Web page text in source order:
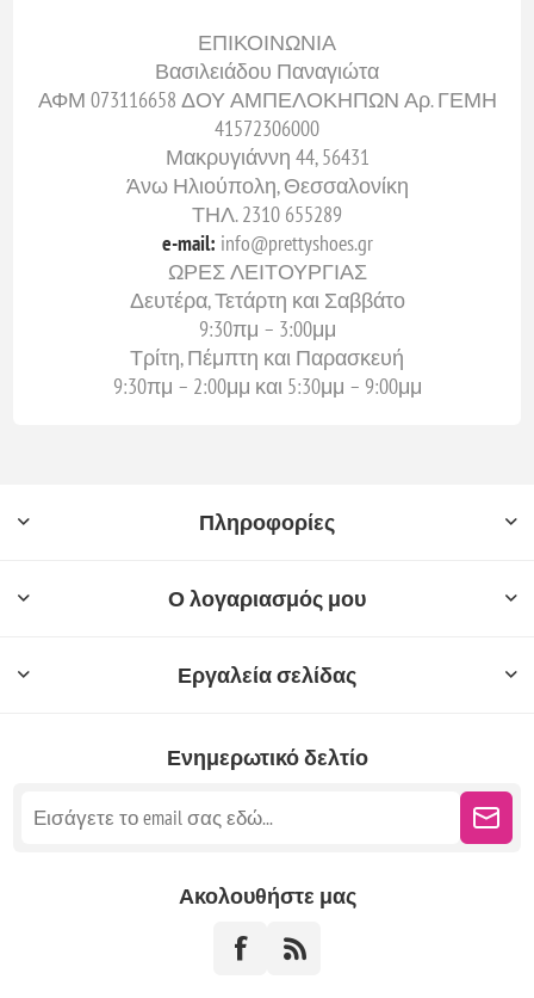
ΕΠΙΚΟΙΝΩΝΙΑ
Βασιλειάδου Παναγιώτα
ΑΦΜ 073116658 ΔΟΥ ΑΜΠΕΛΟΚΗΠΩΝ Αρ. ΓΕΜΗ
41572306000
Μακρυγιάννη 44, 56431
Άνω Ηλιούπολη, Θεσσαλονίκη
ΤΗΛ. 2310 655289
e-mail: info@prettyshoes.gr
ΩΡΕΣ ΛΕΙΤΟΥΡΓΙΑΣ
Δευτέρα, Τετάρτη και Σαββάτο
9:30πμ – 3:00μμ
Τρίτη, Πέμπτη και Παρασκευή
9:30πμ – 2:00μμ και 5:30μμ – 9:00μμ
Πληροφορίες
Ο λογαριασμός μου
Εργαλεία σελίδας
Ενημερωτικό δελτίο
Ακολουθήστε μας